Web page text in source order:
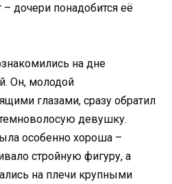
дочери понадобится её
на дне
Он, молодой
глазами, сразу обратил
девушку.
особенно хороша –
стройную фигуру, а
на плечи крупными